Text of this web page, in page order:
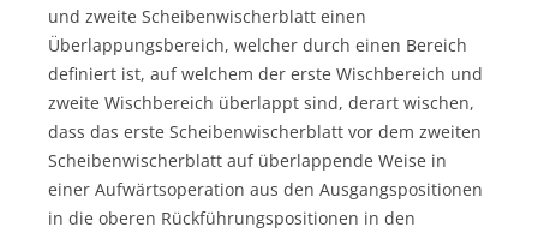
und zweite Scheibenwischerblatt einen
Überlappungsbereich, welcher durch einen Bereich
definiert ist, auf welchem der erste Wischbereich und
zweite Wischbereich überlappt sind, derart wischen,
dass das erste Scheibenwischerblatt vor dem zweiten
Scheibenwischerblatt auf überlappende Weise in
einer Aufwärtsoperation aus den Ausgangspositionen
in die oberen Rückführungspositionen in den